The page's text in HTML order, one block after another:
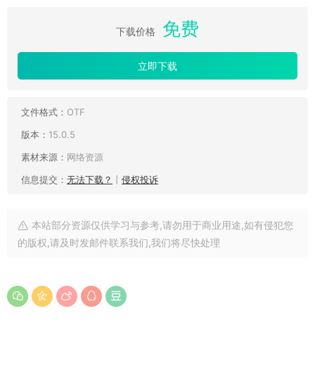
下载价格 免费
立即下载
文件格式： OTF
版本： 15.0.5
素材来源： 网络资源
信息提交： 无法下载？ 侵权投诉
本站部分资源仅供学习与参考,请勿用于商业用途,如有侵犯您
的版权,请及时发邮件联系我们,我们将尽快处理